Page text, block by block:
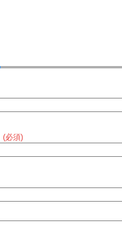
(必須)